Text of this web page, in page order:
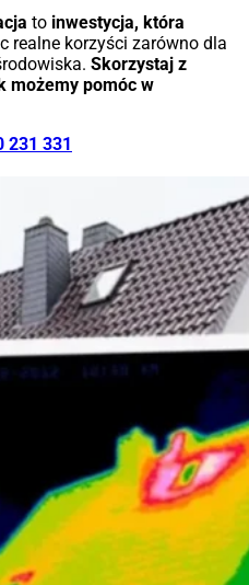
to inwestycja, która
realne korzyści zarówno dla
Skorzystaj z
możemy pomóc w
231 331